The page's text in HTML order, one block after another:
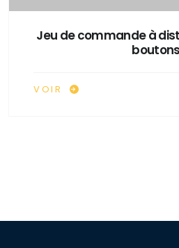
Jeu de commande à
boutons
VOIR